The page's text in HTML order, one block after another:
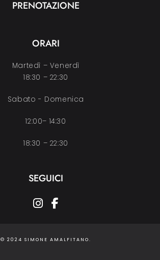
PRENOTAZIONE
ORARI
Martedì – Venerdì
18:30 – 22:30
Sabato - Domenica
12:00– 14:30
18:30 – 22:30
SEGUICI
instagram
© 2024 SIMONE AMALFITANO.